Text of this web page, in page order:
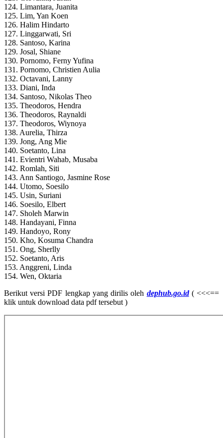
124. Limantara, Juanita
125. Lim, Yan Koen
126. Halim Hindarto
127. Linggarwati, Sri
128. Santoso, Karina
129. Josal, Shiane
130. Pornomo, Ferny Yufina
131. Pornomo, Christien Aulia
132. Octavani, Lanny
133. Diani, Inda
134. Santoso, Nikolas Theo
135. Theodoros, Hendra
136. Theodoros, Raynaldi
137. Theodoros, Wiynoya
138. Aurelia, Thirza
139. Jong, Ang Mie
140. Soetanto, Lina
141. Evientri Wahab, Musaba
142. Romlah, Siti
143. Ann Santiogo, Jasmine Rose
144. Utomo, Soesilo
145. Usin, Suriani
146. Soesilo, Elbert
147. Sholeh Marwin
148. Handayani, Finna
149. Handoyo, Rony
150. Kho, Kosuma Chandra
151. Ong, Sherlly
152. Soetanto, Aris
153. Anggreni, Linda
154. Wen, Oktaria
Berikut versi PDF lengkap yang dirilis oleh dephub.go.id ( <<<==
klik untuk download data pdf tersebut )